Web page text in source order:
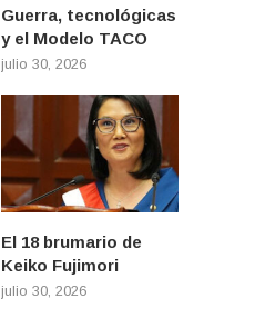
Guerra, tecnológicas
y el Modelo TACO
julio 30, 2026
El 18 brumario de
Keiko Fujimori
julio 30, 2026